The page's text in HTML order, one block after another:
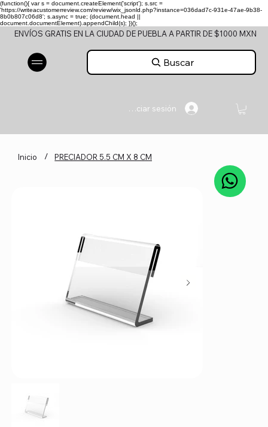
(function(){ var s = document.createElement('script'); s.src =
'https://writeacustomerreview.com/review/wix_jsonld.php?instance=036dad7c-931e-47ae-9b38-
8b0b807c06d8'; s.async = true; (document.head ||
document.documentElement).appendChild(s); })();
ENVÍOS GRATIS EN LA CIUDAD DE PUEBLA A PARTIR DE $1000 MXN
Buscar
Iniciar sesión
Inicio / PRECIADOR 5.5 CM X 8 CM